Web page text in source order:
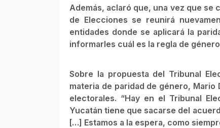
Además, aclaró que, una vez que se
de Elecciones se reunirá
entidades donde se aplicará la
informarles cuál es la regla de
Sobre la propuesta del Tribunal
materia de paridad de género,
electorales. “Hay en el Tribunal
Yucatán tiene que sacarse del
[…] Estamos a la espera, como